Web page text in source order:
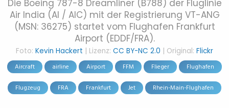
Die Boeing 787-8 Dreamliner (B788) der Fluglinie
Air India (AI / AIC) mit der Registrierung VT-ANG
(MSN: 36275) startet vom Flughafen Frankfurt
Airport (EDDF/FRA).
Foto: Kevin Hackert | Lizenz: CC BY-NC 2.0 | Original: Flickr
Aircraft airline Airport FFM Flieger Flughafen
Flugzeug FRA Frankfurt Jet Rhein-Main-Flughafen